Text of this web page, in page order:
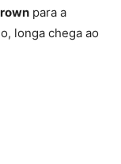
para a
longa chega ao